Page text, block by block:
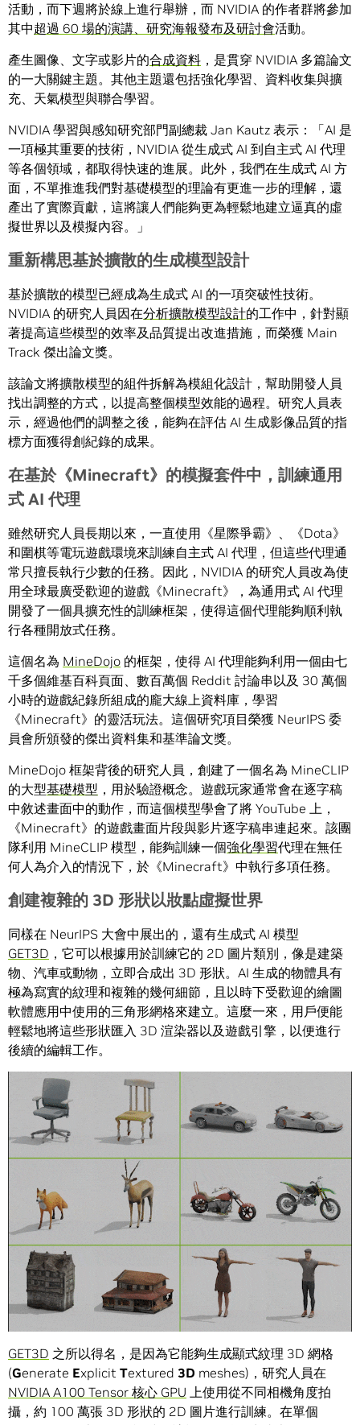
活動，而下週將於線上進行舉辦，而 NVIDIA 的作者群將參加
其中超過 60 場的演講、研究海報發布及研討會活動。
產生圖像、文字或影片的合成資料 ，是貫穿 NVIDIA 多篇論文
的一大關鍵主題。其他主題還包括強化學習、資料收集與擴
充、天氣模型與聯合學習。
NVIDIA 學習與感知研究部門副總裁 Jan Kautz 表示：「AI 是
一項極其重要的技術，NVIDIA 從生成式 AI 到自主式 AI 代理
等各個領域，都取得快速的進展。此外，我們在生成式 AI 方
面，不單推進我們對基礎模型的理論有更進一步的理解，還
產出了實際貢獻，這將讓人們能夠更為輕鬆地建立逼真的虛
擬世界以及模擬內容。」
重新構思基於擴散的生成模型設計
基於擴散的模型已經成為生成式 AI 的一項突破性技術。
NVIDIA 的研究人員因在分析擴散模型設計的工作中，針對顯
著提高這些模型的效率及品質提出改進措施，而榮獲 Main
Track 傑出論文獎。
該論文將擴散模型的組件拆解為模組化設計，幫助開發人員
找出調整的方式，以提高整個模型效能的過程。研究人員表
示，經過他們的調整之後，能夠在評估 AI 生成影像品質的指
標方面獲得創紀錄的成果。
在基於《Minecraft》的模擬套件中，訓練通用
式 AI 代理
雖然研究人員長期以來，一直使用《星際爭霸》、《Dota》
和圍棋等電玩遊戲環境來訓練自主式 AI 代理，但這些代理通
常只擅長執行少數的任務。因此，NVIDIA 的研究人員改為使
用全球最廣受歡迎的遊戲《Minecraft》，為通用式 AI 代理
開發了一個具擴充性的訓練框架，使得這個代理能夠順利執
行各種開放式任務。
這個名為 MineDojo 的框架，使得 AI 代理能夠利用一個由七
千多個維基百科頁面、數百萬個 Reddit 討論串以及 30 萬個
小時的遊戲紀錄所組成的龐大線上資料庫，學習
《Minecraft》的靈活玩法。這個研究項目榮獲 NeurIPS 委
員會所頒發的傑出資料集和基準論文獎。
MineDojo 框架背後的研究人員，創建了一個名為 MineCLIP
的大型基礎模型 ，用於驗證概念。遊戲玩家通常會在逐字稿
中敘述畫面中的動作，而這個模型學會了將 YouTube 上，
《Minecraft》的遊戲畫面片段與影片逐字稿串連起來。該團
隊利用 MineCLIP 模型，能夠訓練一個強化學習代理在無任
何人為介入的情況下，於《Minecraft》中執行多項任務。
創建複雜的 3D 形狀以妝點虛擬世界
同樣在 NeurIPS 大會中展出的，還有生成式 AI 模型
GET3D ，它可以根據用於訓練它的 2D 圖片類別，像是建築
物、汽車或動物，立即合成出 3D 形狀。AI 生成的物體具有
極為寫實的紋理和複雜的幾何細節，且以時下受歡迎的繪圖
軟體應用中使用的三角形網格來建立。這麼一來，用戶便能
輕鬆地將這些形狀匯入 3D 渲染器以及遊戲引擎，以便進行
後續的編輯工作。
GET3D 之所以得名，是因為它能夠生成顯式紋理 3D 網格
(Generate Explicit Textured 3D meshes)，研究人員在
NVIDIA A100 Tensor 核心 GPU 上使用從不同相機角度拍
攝，約 100 萬張 3D 形狀的 2D 圖片進行訓練。在單個